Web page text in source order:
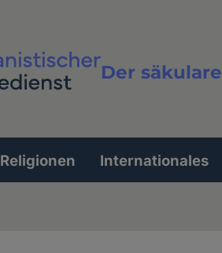
Der
Volltextsuche
Religionen Internationales